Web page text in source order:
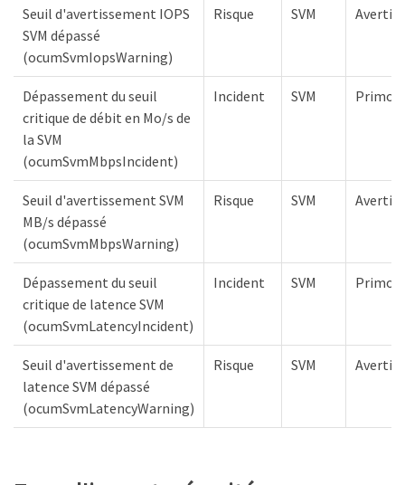
Seuil d'avertissement IOPS
SVM dépassé
(ocumSvmIopsWarning)
Risque SVM
Dépassement du seuil
critique de débit en Mo/s de
la SVM
(ocumSvmMbpsIncident)
Incident SVM
Seuil d'avertissement SVM
MB/s dépassé
(ocumSvmMbpsWarning)
Risque SVM
Dépassement du seuil
critique de latence SVM
(ocumSvmLatencyIncident)
Incident SVM
Seuil d'avertissement de
latence SVM dépassé
(ocumSvmLatencyWarning)
Risque SVM